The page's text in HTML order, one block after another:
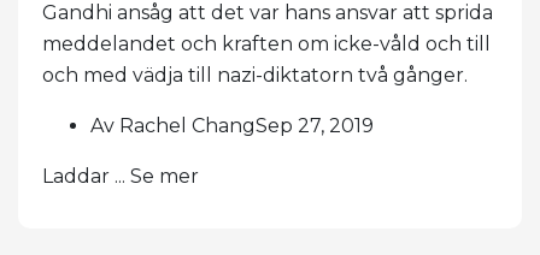
Gandhi ansåg att det var hans ansvar att sprida
meddelandet och kraften om icke-våld och till
och med vädja till nazi-diktatorn två gånger.
Av Rachel ChangSep 27, 2019
Laddar ... Se mer